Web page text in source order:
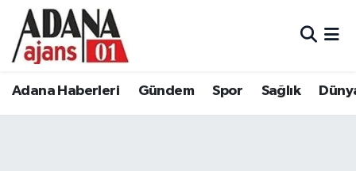
Adana Haberleri Gündem Spor Sağlık
Adana Haberleri
Adana Nöbetçi Eczaneler